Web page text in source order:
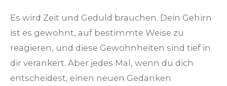
Es wird Zeit und Geduld brauchen. Dein Gehirn
ist es gewohnt, auf bestimmte Weise zu
reagieren, und diese Gewohnheiten sind tief in
dir verankert. Aber jedes Mal, wenn du dich
entscheidest, einen neuen Gedanken